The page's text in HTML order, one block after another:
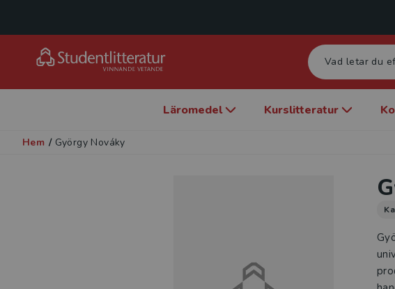
Läromedel Kurslitteratur
Hem / György Nováky